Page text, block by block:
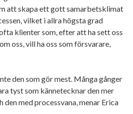
att skapa ett gott samarbetsklimat
vilket i allra högsta grad
klienter som, efter att ha sett oss
oss, vill ha oss som försvarare,
den som gör mest. Många gånger
tyst som kännetecknar den mer
med processvana, menar Erica